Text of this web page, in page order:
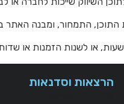
הרצאות וסדנאות